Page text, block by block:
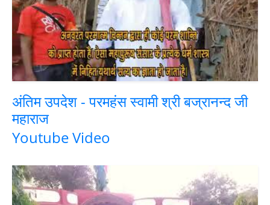
अंतिम उपदेश - परमहंस स्वामी श्री बज्रानन्द जी
महाराज
Youtube Video